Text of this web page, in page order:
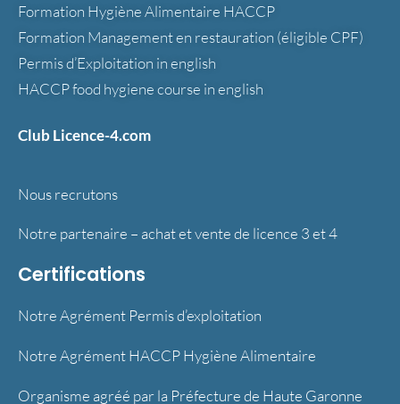
Formation Hygiène Alimentaire HACCP
Formation Management en restauration (éligible CPF)
Permis d’Exploitation in english
HACCP food hygiene course in english
Club Licence-4.com
Nous recrutons
Notre partenaire – achat et vente de licence 3 et 4
Certifications
Notre Agrément Permis d’exploitation
Notre Agrément HACCP Hygiène Alimentaire
Organisme agréé par la Préfecture de Haute Garonne